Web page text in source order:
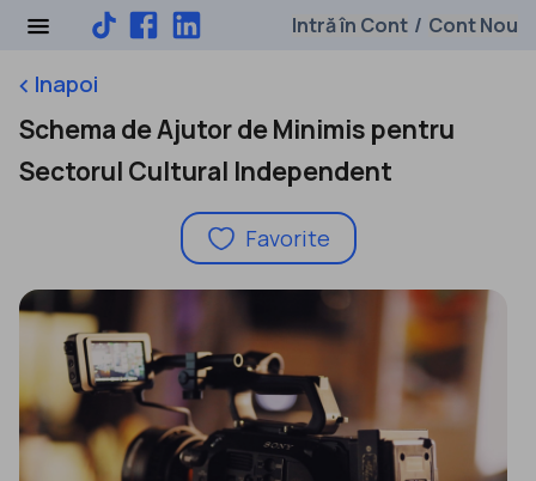
Intră în Cont / Cont Nou
keyboard_arrow_leftInapoi
Schema de Ajutor de Minimis pentru
Sectorul Cultural Independent
Favorite